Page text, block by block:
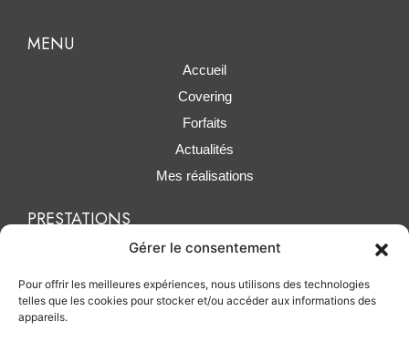
Gérer le consentement
Pour offrir les meilleures expériences, nous utilisons des technologies
telles que les cookies pour stocker et/ou accéder aux informations des
appareils.
MENU
Accueil
Covering
Forfaits
Actualités
Mes réalisations
PRESTATIONS
Polissage / lustrage
Protection PPF